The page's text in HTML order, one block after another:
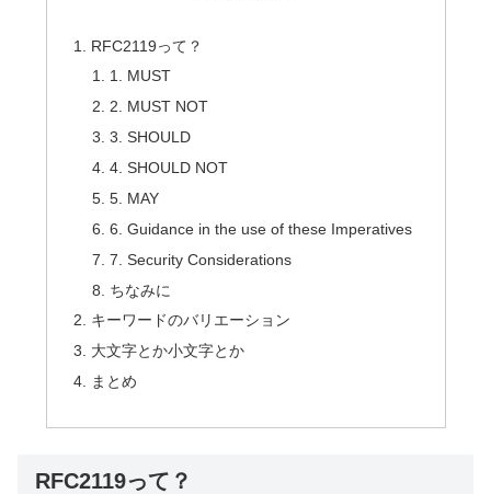
RFC2119って？
1. MUST
2. MUST NOT
3. SHOULD
4. SHOULD NOT
5. MAY
6. Guidance in the use of these Imperatives
7. Security Considerations
ちなみに
キーワードのバリエーション
大文字とか小文字とか
まとめ
RFC2119って？